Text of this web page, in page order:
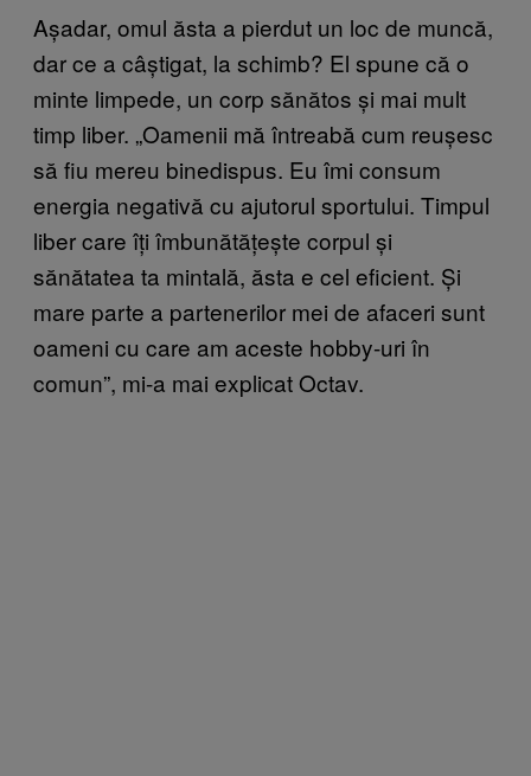
Așadar, omul ăsta a pierdut un loc de muncă,
dar ce a câștigat, la schimb? El spune că o
minte limpede, un corp sănătos și mai mult
timp liber. „Oamenii mă întreabă cum reușesc
să fiu mereu binedispus. Eu îmi consum
energia negativă cu ajutorul sportului. Timpul
liber care îți îmbunătățește corpul și
sănătatea ta mintală, ăsta e cel eficient. Și
mare parte a partenerilor mei de afaceri sunt
oameni cu care am aceste hobby-uri în
comun”, mi-a mai explicat Octav.